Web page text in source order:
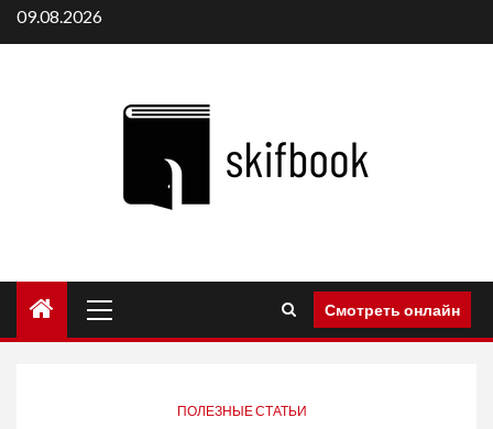
Перейти
к
09.08.2026
меню
Смотреть онлайн
ПОЛЕЗНЫЕ СТАТЬИ